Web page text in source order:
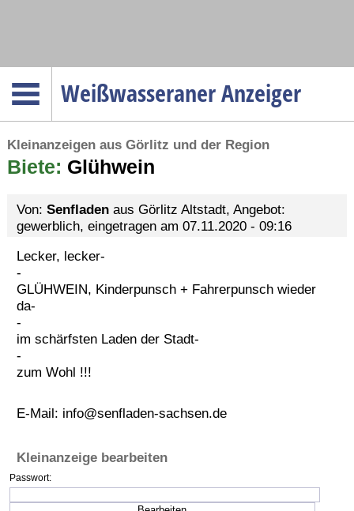
Weißwasseraner Anzeiger
Menüpunkte
Politik
Wirtschaft
Gesundheit
Termine
Kleinanzeigen aus Görlitz und der Region
Biete: Glühwein
Von: Senfladenaus Görlitz Altstadt, Angebot:
gewerblich, eingetragen am 07.11.2020 - 09:16
Lecker, lecker-
-
GLÜHWEIN, Kinderpunsch + Fahrerpunsch wieder
da-
-
im schärfsten Laden der Stadt-
-
zum Wohl !!!
E-Mail: info@senfladen-sachsen.de
Kleinanzeige bearbeiten
Passwort: